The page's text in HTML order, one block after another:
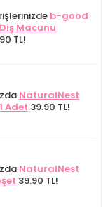
b-good
Macunu
TL!
NaturalNest
Adet 39.90 TL!
NaturalNest
39.90 TL!